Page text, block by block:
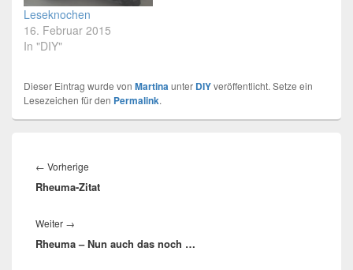
Leseknochen
16. Februar 2015
In "DIY"
Dieser Eintrag wurde von Martinaunter DIYveröffentlicht. Setze ein
Lesezeichen für den Permalink.
← Vorherige
Beitrag:
Rheuma-Zitat
Weiter →
Beitrag:
Rheuma – Nun auch das noch …